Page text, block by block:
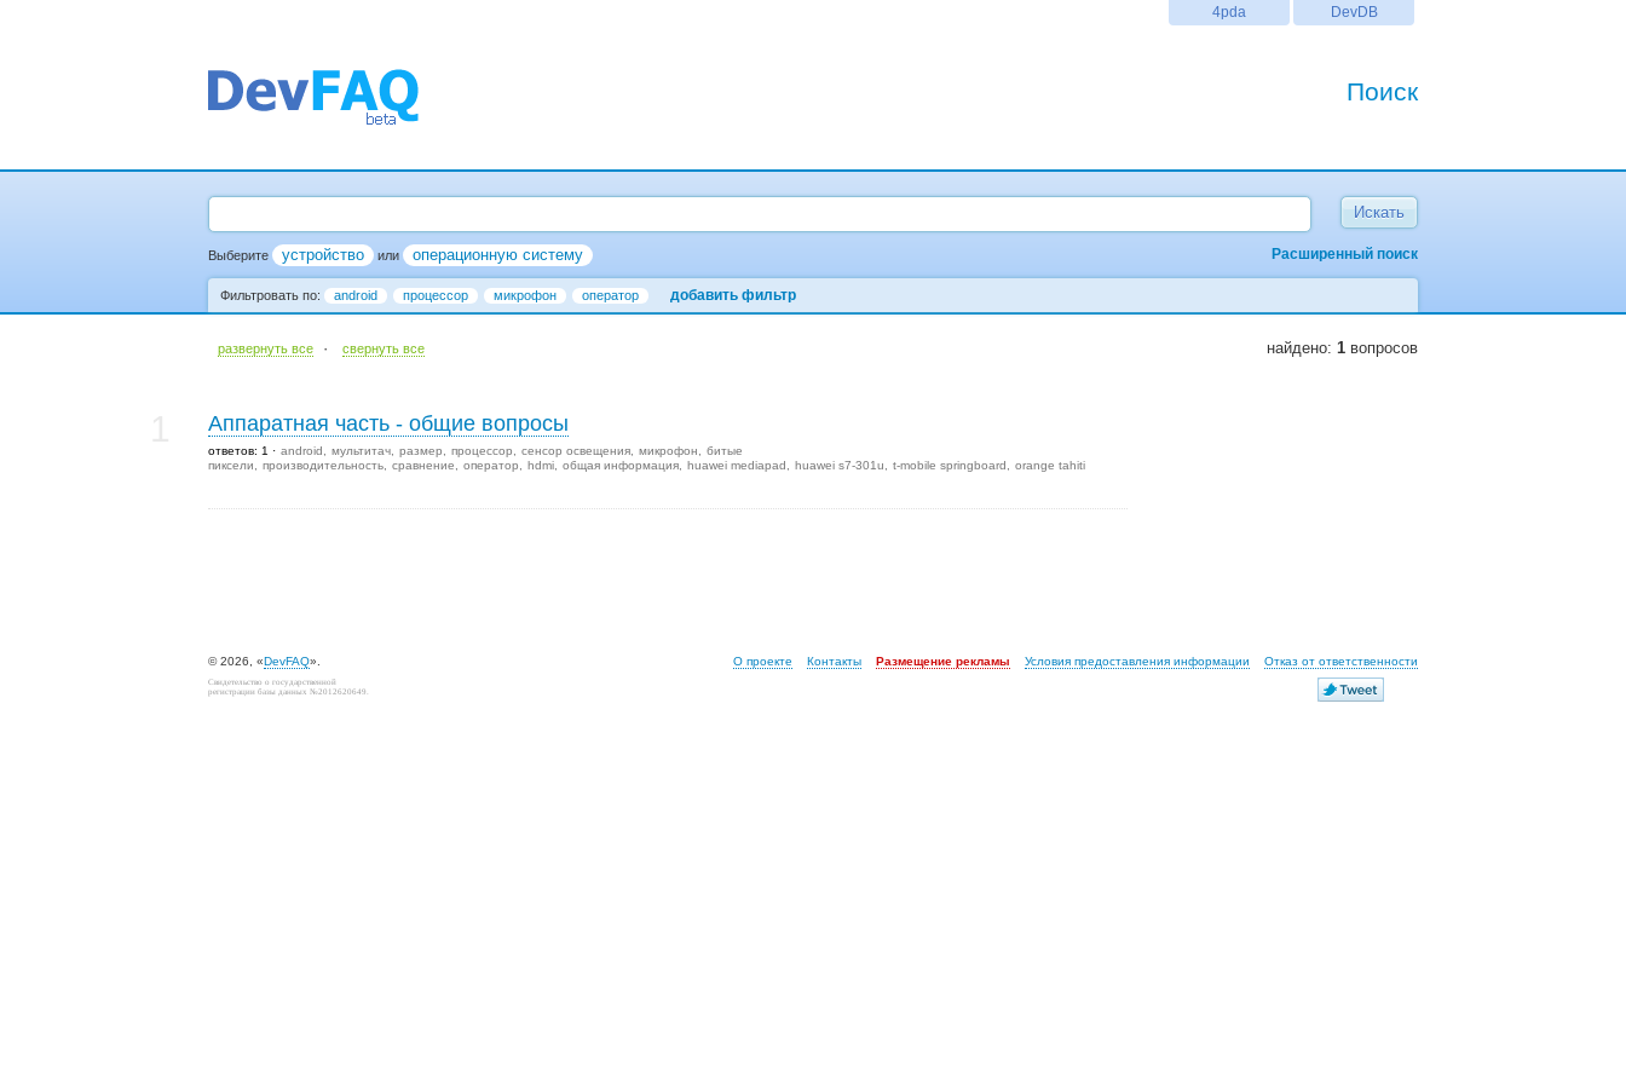
DevDB
4pda
Поиск
Выберите устройство Расширенный поиск
или операционную систему
Фильтровать по: android процессор микрофон оператор добавить фильтр
развернуть все · cвернуть все найдено: 1 вопросов
Аппаратная часть - общие вопросы
ответов: 1 android мультитач размер процессор сенсор освещения микрофон
битые
пиксели
производительность сравнение оператор hdmi общая информация huawei mediapad huawei s7-301u t-mobile springboard orange tahiti
© 2026, «DevFAQ». О проекте Контакты Размещение рекламы Условия предоставления информации Отказ от ответственности
Свидетельство о государственной
регистрации базы данных №2012620649.